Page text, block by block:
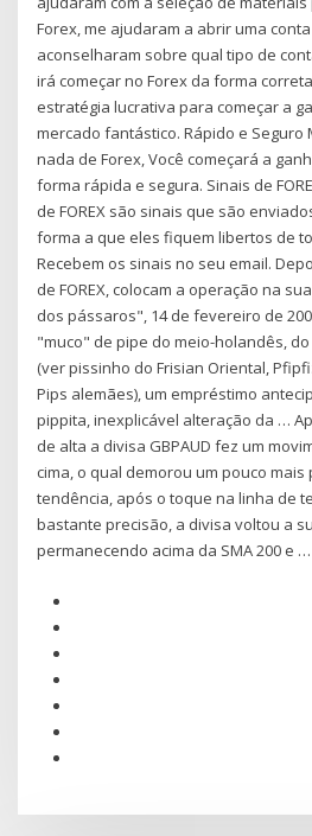
Forex, me ajudaram a abrir uma
aconselharam sobre qual tipo de
irá começar no Forex da forma
estratégia lucrativa para começar a
mercado fantástico. Rápido e
nada de Forex, Você começará a
forma rápida e segura. Sinais de
de FOREX são sinais que são
forma a que eles fiquem libertos de
Recebem os sinais no seu email.
de FOREX, colocam a operação na
dos pássaros", 14 de fevereiro de
"muco" de pipe do meio-holandês,
(ver pissinho do Frisian Oriental,
Pips alemães), um empréstimo
pippita, inexplicável alteração da …
de alta a divisa GBPAUD fez um
cima, o qual demorou um pouco
tendência, após o toque na linha de
bastante precisão, a divisa voltou a
permanecendo acima da SMA 200 e …